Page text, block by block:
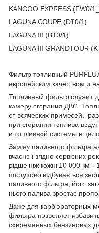
KANGOO EXPRESS (FW0/
LAGUNA COUPE (DT0/1)
LAGUNA III (BT0/1)
LAGUNA III GRANDTOUR
Фильтр топливный
европейским качеством и
Топливный фильтр служит
камеру сгорания ДВС.
от всяческих примесей,
при сгорании топлива
и топливной системы в
Заміну паливного фільтра
вчасно і згідно сервісних
рідше ніж кожні 10 000 км -
поступово відбувається
паливного фільтра, його
нього палива зростає
Даже для карбюраторных
фильтра позволяет
современных бензиновых